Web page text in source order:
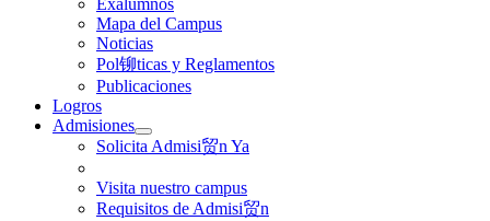
Mapa del Campus
Noticias
Pol铆ticas y Reglamentos
Publicaciones
Logros
Admisiones
Solicita Admisi贸n Ya
Visita nuestro campus
Requisitos de Admisi贸n